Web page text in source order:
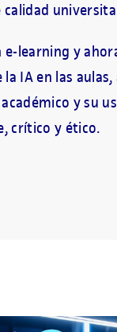
calidad
e-learning y
la IA en las
y su
crítico y ético.